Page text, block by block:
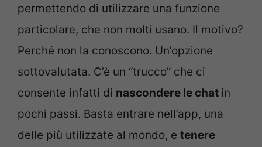
permettendo di utilizzare una funzione
particolare, che non molti usano. Il motivo?
Perché non la conoscono. Un’opzione
sottovalutata. C’è un “trucco” che ci
consente infatti di nascondere le chat in
pochi passi. Basta entrare nell’app, una
delle più utilizzate al mondo, e tenere